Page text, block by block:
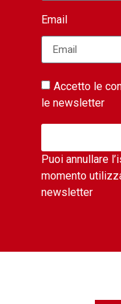
Email
Accetto le
le newsletter
Puoi annullare
momento
newsletter